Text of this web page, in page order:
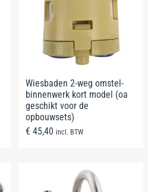
Wiesbaden 2-weg omstel-
binnenwerk kort model (oa
geschikt voor de
opbouwsets)
€ 45,40 incl. BTW